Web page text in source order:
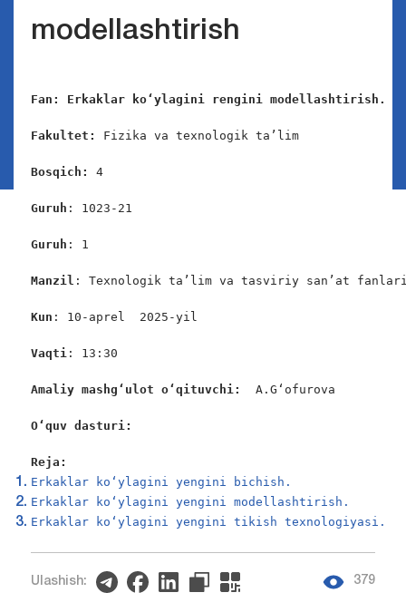
modellashtirish
Fan: Erkaklar ko‘ylagini rengini modellashtirish.
Fakultet: Fizika va texnologik ta’lim
Bosqich: 4
Guruh : 1023-21
Guruh : 1
Manzil : Texnologik ta’lim va tasviriy san’at
Kun : 10-aprel  2025-yil
Vaqti: 13:30
Amaliy mashg‘ulot o‘qituvchi:
O‘quv dasturi:
Reja:
Erkaklar ko‘ylagini yengini bichish.
Erkaklar ko‘ylagini yengini modellashtirish.
Erkaklar ko‘ylagini yengini tikish texnologiyasi.
Ulashish: 379